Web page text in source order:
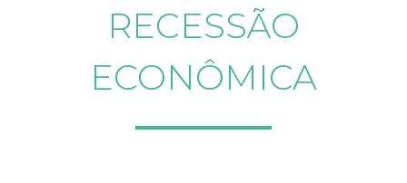
RECESSÃO
ECONÔMICA